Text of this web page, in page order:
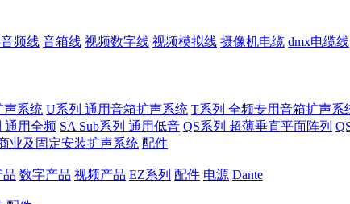
频线 音箱线 视频数字线 视频模拟线 摄像机电缆 dmx电缆线
声系统 U系列 通用音箱扩声系统 T系列 全频专用音箱扩声系
通用全频 SA Sub系列 通用低音 QS系列 超薄垂直平面阵列
业及固定安装扩声系统 配件
品 数字产品 视频产品 EZ系列 配件 电源 Dante